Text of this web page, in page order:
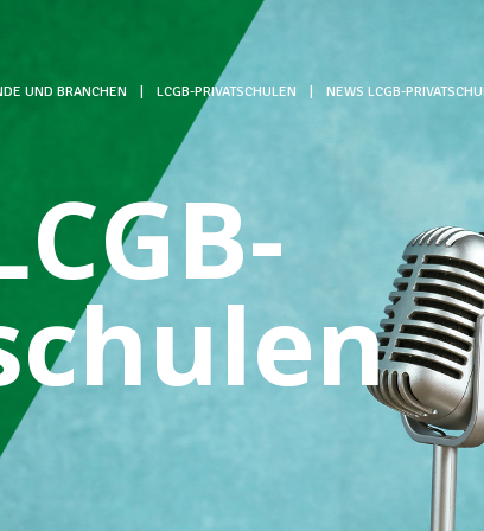
UND BRANCHEN LCGB-PRIVATSCHULEN NEWS LCGB-